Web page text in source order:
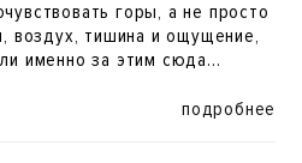
подробнее
горы, а не просто